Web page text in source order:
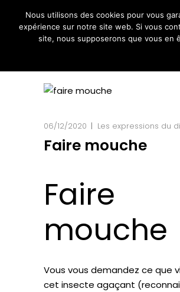
06/12/2020 Les expressions du
Faire mouche
Faire
mouche
Vous vous demandez ce que
cet insecte agaçant
Nous utilisons des cookies pour vous
expérience sur notre site web. Si vous
site, nous supposerons que vous en